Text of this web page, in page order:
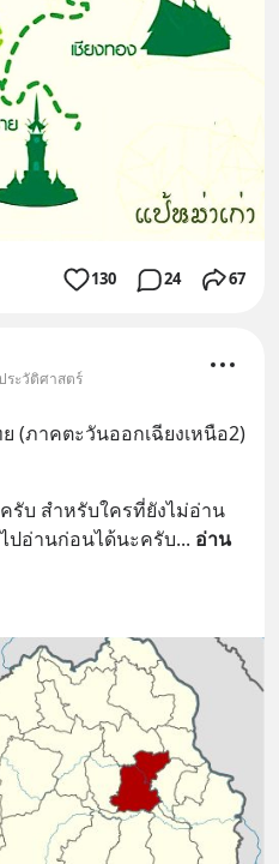
130 24 67
ระวัติศาสตร์
(ภาคตะวันออกเฉียงเหนือ2)
รับ สำหรับใครที่ยังไม่อ่าน
ปอ่านก่อนได้นะครับ... อ่าน